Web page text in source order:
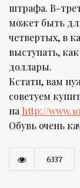
штрафа. В-
может быть
четвертых, в
выступать,
доллары.
Кстати, вам
советуем
на http://
Обувь очень
6337